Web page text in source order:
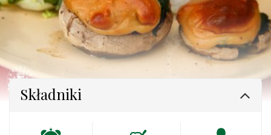
Składniki